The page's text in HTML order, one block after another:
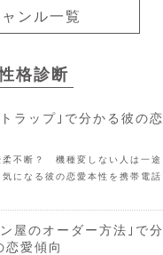
ャンル一覧
格診断
トラップ｣で分かる彼の恋
柔不断？ 機種変しない人は一途
になる彼の恋愛本性を携帯電話
ン屋のオーダー方法｣で分
恋愛傾向